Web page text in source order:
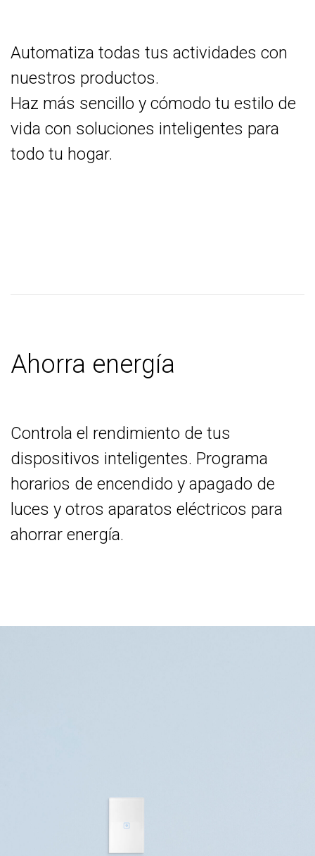
Automatiza todas tus actividades con
nuestros productos.
Haz más sencillo y cómodo tu estilo de
vida con soluciones inteligentes para
todo tu hogar.
Ahorra energía
Controla el rendimiento de tus
dispositivos inteligentes. Programa
horarios de encendido y apagado de
luces y otros aparatos eléctricos para
ahorrar energía.